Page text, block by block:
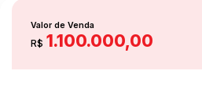
R$ 1.100.000,00
Valor de Venda